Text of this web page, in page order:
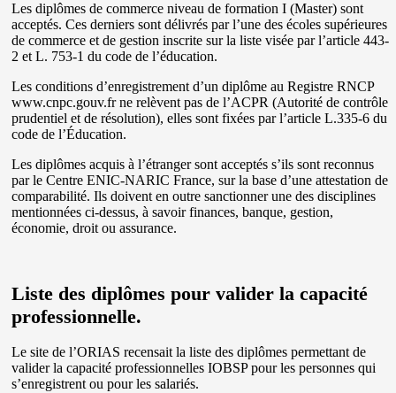
Les diplômes de commerce niveau de formation I (Master) sont
acceptés. Ces derniers sont délivrés par l’une des écoles supérieures
de commerce et de gestion inscrite sur la liste visée par l’article 443-
2 et L. 753-1 du code de l’éducation.
Les conditions d’enregistrement d’un diplôme au Registre RNCP
www.cnpc.gouv.fr ne relèvent pas de l’ACPR (Autorité de contrôle
prudentiel et de résolution), elles sont fixées par l’article L.335-6 du
code de l’Éducation.
Les diplômes acquis à l’étranger sont acceptés s’ils sont reconnus
par le Centre ENIC-NARIC France, sur la base d’une attestation de
comparabilité. Ils doivent en outre sanctionner une des disciplines
mentionnées ci-dessus, à savoir finances, banque, gestion,
économie, droit ou assurance.
Liste des diplômes pour valider la capacité
professionnelle.
Le site de l’ORIAS recensait la liste des diplômes permettant de
valider la capacité professionnelles IOBSP pour les personnes qui
s’enregistrent ou pour les salariés.